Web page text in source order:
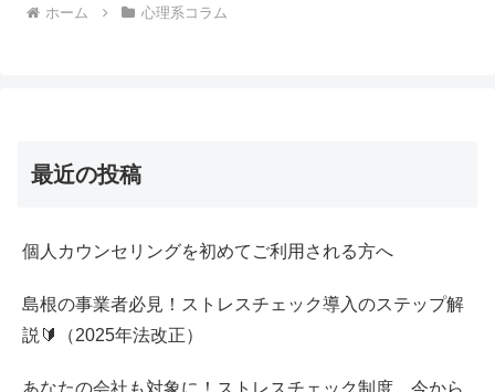
ホーム 心理系コラム
最近の投稿
個人カウンセリングを初めてご利用される方へ
島根の事業者必見！ストレスチェック導入のステップ解
説🔰（2025年法改正）